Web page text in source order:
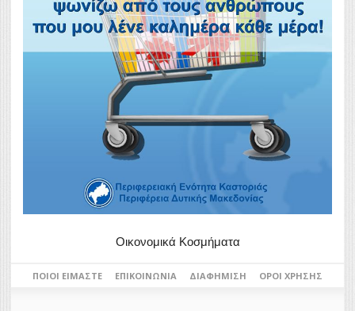
Οικονομικά Κοσμήματα
ΠΟΙΟΙ ΕΊΜΑΣΤΕ ΕΠΙΚΟΙΝΩΝΊΑ ΔΙΑΦΉΜΙΣΗ ΌΡΟΙ ΧΡΉΣΗΣ